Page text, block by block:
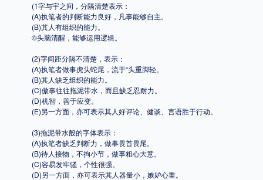
(1字与宇之间，分隔清楚表示：
(A)执笔者的判断能力良好，凡事能够自主。
(B)其人有组织的能力。
©头脑清醒，能够运用逻辑。
(2)字间距分隔不清楚，表示：
(A)执笔者做事虎头蛇尾，流于“头重脚轻。
(B)其人缺乏组织的能力。
(C)傲事往往拖泥带水，而且缺乏忍耐力。
(D)机智，善于应变。
(E)另一方面，亦可表示其人好评论、健谈、言语胜于行动。
(3)拖泥带水般的字体表示：
(A)执笔者缺乏判断力，做事畏首畏尾。
(B)待人接物，不拘小节，做事粗心大意。
(C)容易发牢骚，个性很强。
(D)另一方面，亦可表示其人器量小，嫉妒心重。